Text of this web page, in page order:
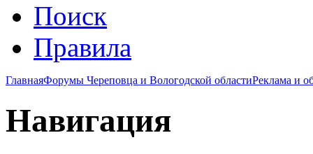
Поиск
Правила
ГлавнаяФорумы Череповца и Вологодской областиРеклама и
Навигация